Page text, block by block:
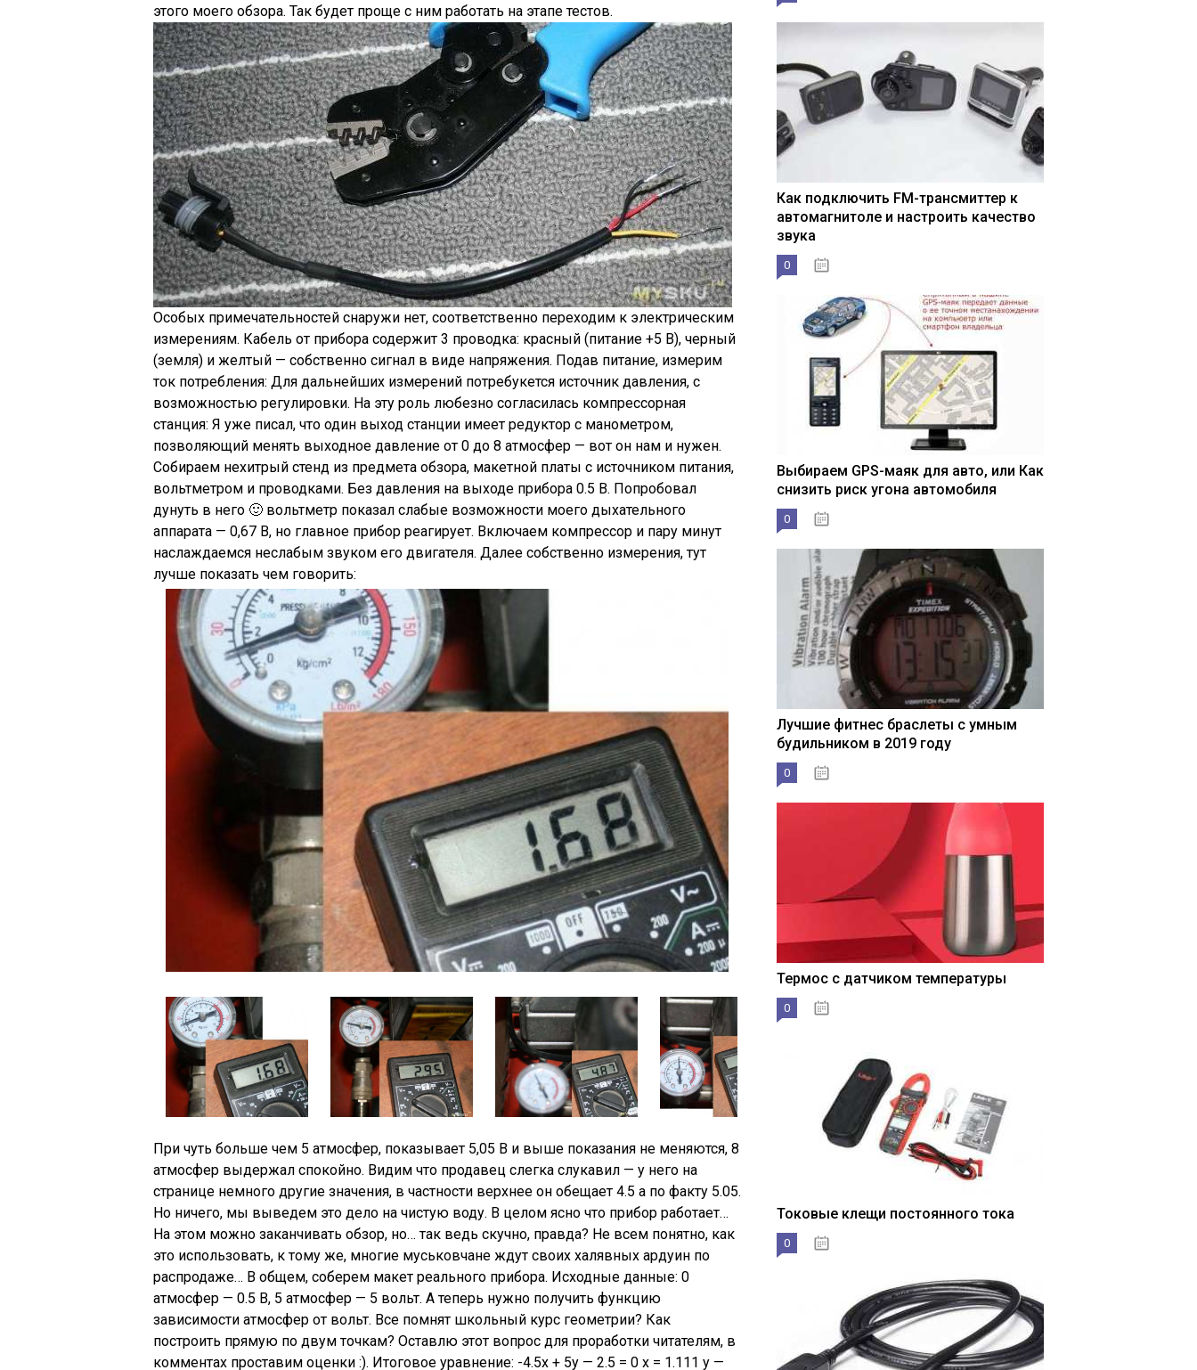
этого моего обзора. Так будет проще с ним работать на этапе тестов.
Особых примечательностей снаружи нет, соответственно переходим к электрическим
измерениям. Кабель от прибора содержит 3 проводка: красный (питание +5 В), черный
(земля) и желтый — собственно сигнал в виде напряжения. Подав питание, измерим
ток потребления: Для дальнейших измерений потребукется источник давления, с
возможностью регулировки. На эту роль любезно согласилась компрессорная
станция: Я уже писал, что один выход станции имеет редуктор с манометром,
позволяющий менять выходное давление от 0 до 8 атмосфер — вот он нам и нужен.
Собираем нехитрый стенд из предмета обзора, макетной платы с источником питания,
вольтметром и проводками. Без давления на выходе прибора 0.5 В. Попробовал
дунуть в него 🙂 вольтметр показал слабые возможности моего дыхательного
аппарата — 0,67 В, но главное прибор реагирует. Включаем компрессор и пару минут
наслаждаемся неслабым звуком его двигателя. Далее собственно измерения, тут
лучше показать чем говорить:
При чуть больше чем 5 атмосфер, показывает 5,05 В и выше показания не меняются, 8
атмосфер выдержал спокойно. Видим что продавец слегка слукавил — у него на
странице немного другие значения, в частности верхнее он обещает 4.5 а по факту 5.05.
Но ничего, мы выведем это дело на чистую воду. В целом ясно что прибор работает…
На этом можно заканчивать обзор, но… так ведь скучно, правда? Не всем понятно, как
это использовать, к тому же, многие муськовчане ждут своих халявных ардуин по
распродаже… В общем, соберем макет реального прибора. Исходные данные: 0
атмосфер — 0.5 В, 5 атмосфер — 5 вольт. А теперь нужно получить функцию
зависимости атмосфер от вольт. Все помнят школьный курс геометрии? Как
построить прямую по двум точкам? Оставлю этот вопрос для проработки читателям, в
комментах проставим оценки :). Итоговое уравнение: -4.5x + 5y — 2.5 = 0 x = 1.111 y —
Как подключить FM-трансмиттер к
автомагнитоле и настроить качество
звука
0
Выбираем GPS-маяк для авто, или Как
снизить риск угона автомобиля
0
Лучшие фитнес браслеты с умным
будильником в 2019 году
0
Термос с датчиком температуры
0
Токовые клещи постоянного тока
0